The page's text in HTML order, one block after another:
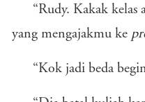
“Rudy. Kakak kelas
yang mengajakmu ke
“Kok jadi beda